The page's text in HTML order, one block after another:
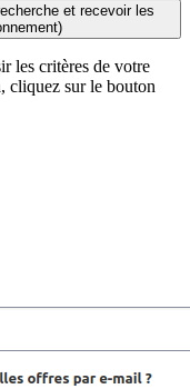
et recevoir les
les critères de votre
cliquez sur le bouton